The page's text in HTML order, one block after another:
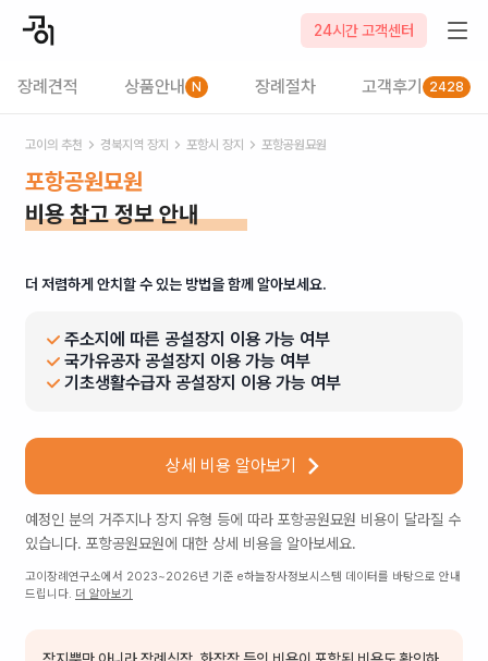
24시간 고객센터
장례견적 상품안내 N 장례절차 고객후기 2428
고이의 추천 경북지역 장지 포항시 장지 포항공원묘원
포항공원묘원
비용 참고 정보 안내
더 저렴하게 안치할 수 있는 방법을 함께 알아보세요.
주소지에 따른 공설장지 이용 가능 여부
국가유공자 공설장지 이용 가능 여부
기초생활수급자 공설장지 이용 가능 여부
상세 비용 알아보기
예정인 분의 거주지나 장지 유형 등에 따라 포항공원묘원 비용이 달라질 수
있습니다. 포항공원묘원에 대한 상세 비용을 알아보세요.
고이장례연구소에서 2023~2026년 기준 e하늘장사정보시스템 데이터를 바탕으로 안내
드립니다. 더 알아보기